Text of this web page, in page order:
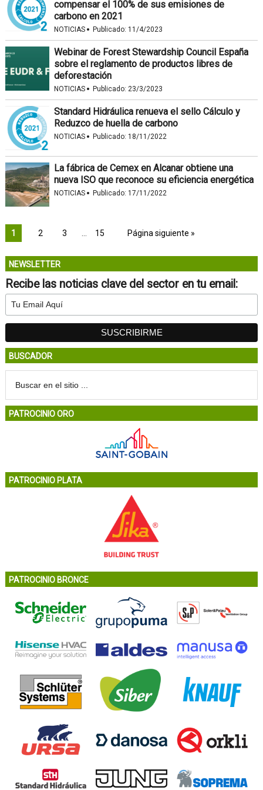
compensar el 100% de sus emisiones de
carbono en 2021
NOTICIAS · Publicado: 11/4/2023
Webinar de Forest Stewardship Council España
sobre el reglamento de productos libres de
deforestación
NOTICIAS · Publicado: 23/3/2023
Standard Hidráulica renueva el sello Cálculo y
Reduzco de huella de carbono
NOTICIAS · Publicado: 18/11/2022
La fábrica de Cemex en Alcanar obtiene una
nueva ISO que reconoce su eficiencia energética
NOTICIAS · Publicado: 17/11/2022
1 2 3 15 Página siguiente »
NEWSLETTER
Recibe las noticias clave del sector en tu email:
BUSCADOR
PATROCINIO ORO
PATROCINIO PLATA
PATROCINIO BRONCE